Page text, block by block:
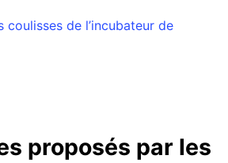
coulisses de l’incubateur de
proposés par les